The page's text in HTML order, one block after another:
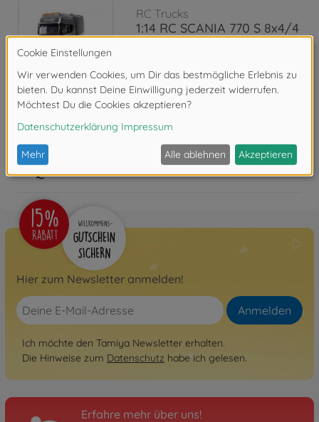
RC Trucks
1:14 RC SCANIA 770 S 8x4/4
Bewertungen
FAQ
Hier zum Newsletter anmelden!
Anmelden
Ich möchte den Tamiya Newsletter erhalten.
Die Hinweise zum Datenschutz habe ich gelesen.
Erfahre mehr über uns!